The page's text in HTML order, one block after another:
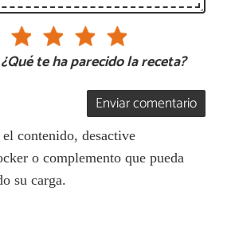
¿Qué te ha parecido la receta?
Enviar comentario
contenido, desactive
o complemento que pueda
su carga.